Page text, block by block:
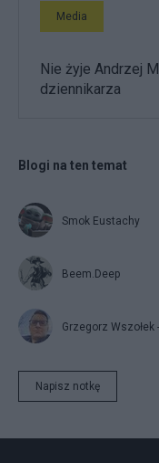
Media
Nie żyje Andrzej
dziennikarza
Blogi na ten temat
Smok Eustachy
Beem.Deep
Grzegorz Wszołek
Napisz notkę